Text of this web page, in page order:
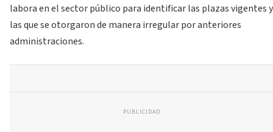
labora en el sector público para identificar las plazas vigentes y
las que se otorgaron de manera irregular por anteriores
administraciones.
PUBLICIDAD